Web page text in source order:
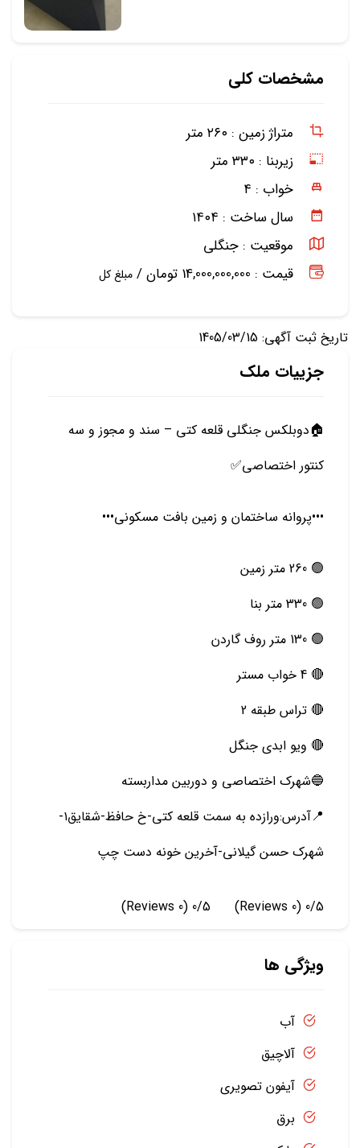
مشخصات کلی
متراژ زمین : ۲۶۰ متر
زیربنا : ۳۳۰ متر
خواب : ۴
سال ساخت : ۱۴۰۴
موقعیت : جنگلی
قیمت : 14,000,000,000 تومان /
مبلغ کل
تاریخ ثبت آگهی: 1405/03/15
جزییات ملک
🏠دوبلکس جنگلی قلعه کتی – سند و مجوز و سه
کنتور اختصاصی✅
•••پروانه ساختمان و زمین بافت مسکونی•••
🟢 260 متر زمین
🟢 330 متر بنا
🟢 130 متر روف گاردن
🔴 4 خواب مستر
🔴 تراس طبقه 2
🔴 ویو ابدی جنگل
🔵شهرک اختصاصی و دوربین مداربسته
📍آدرس:ورازده به سمت قلعه کتی-خ حافظ-شقایق۱-
شهرک حسن گیلانی-آخرین خونه دست چپ
0/5
(0 Reviews)
0/5
(0 Reviews)
ویژگی ها
آب
آلاچیق
آیفون تصویری
برق